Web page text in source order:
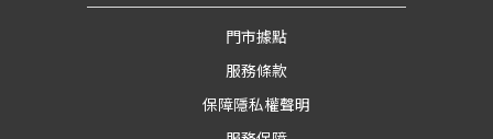
門市據點
服務條款
保障隱私權聲明